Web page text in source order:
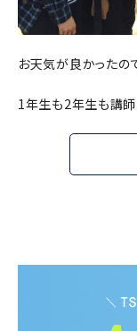
お天気が良かったの
1年生も2年生も講